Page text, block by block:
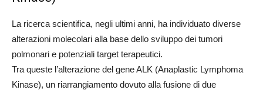
La ricerca scientifica, negli ultimi anni, ha individuato diverse
alterazioni molecolari alla base dello sviluppo dei tumori
polmonari e potenziali target terapeutici.
Tra queste l’alterazione del gene ALK (Anaplastic Lymphoma
Kinase), un riarrangiamento dovuto alla fusione di due